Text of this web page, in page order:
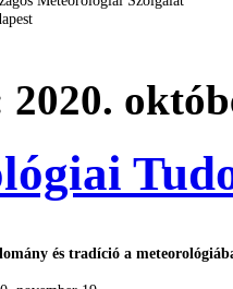
és tradíció a